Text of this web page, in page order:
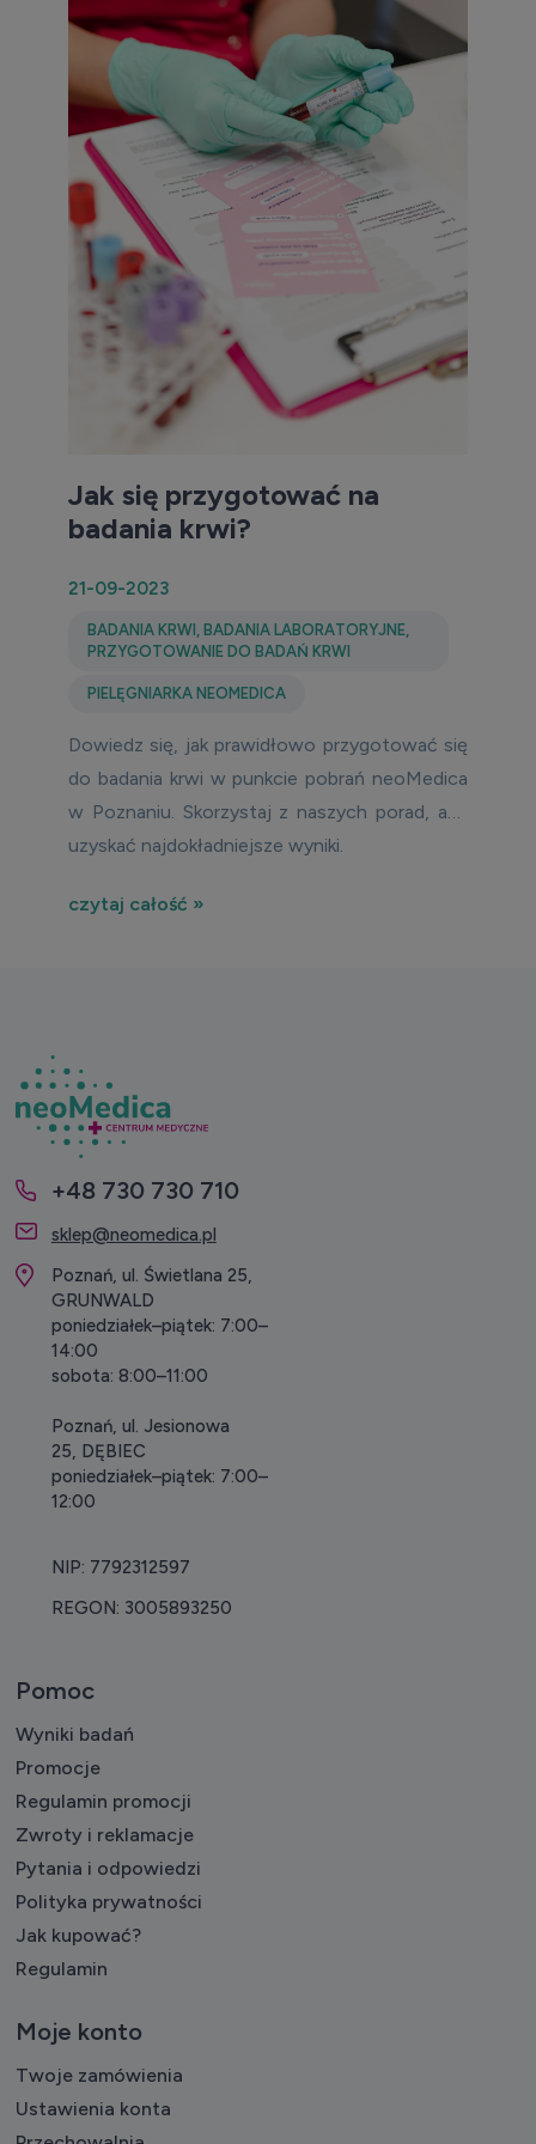
Jak się przygotować na
badania krwi?
21-09-2023
BADANIA KRWI , BADANIA LABORATORYJNE,
PRZYGOTOWANIE DO BADAŃ KRWI
PIELĘGNIARKA NEOMEDICA
Dowiedz się, jak prawidłowo przygotować się
do badania krwi w punkcie pobrań neoMedica
w Poznaniu. Skorzystaj z naszych porad, aby
uzyskać najdokładniejsze wyniki.
czytaj całość »
+48 730 730 710
sklep@neomedica.pl
Poznań, ul. Świetlana 25,
GRUNWALD
poniedziałek–piątek: 7:00–
14:00
sobota: 8:00–11:00
Poznań, ul. Jesionowa
25, DĘBIEC
poniedziałek–piątek: 7:00–
12:00
NIP: 7792312597
REGON: 3005893250
Pomoc
Wyniki badań
Promocje
Regulamin promocji
Zwroty i reklamacje
Pytania i odpowiedzi
Polityka prywatności
Jak kupować?
Regulamin
Moje konto
Twoje zamówienia
Ustawienia konta